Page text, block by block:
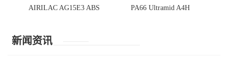
AIRILAC AG15E3 ABS PA66 Ultramid A4H
新闻资讯